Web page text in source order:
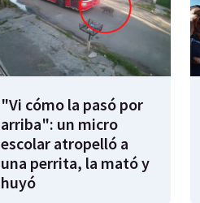
"Vi cómo la pasó por
arriba": un micro
escolar atropelló a
una perrita, la mató y
huyó